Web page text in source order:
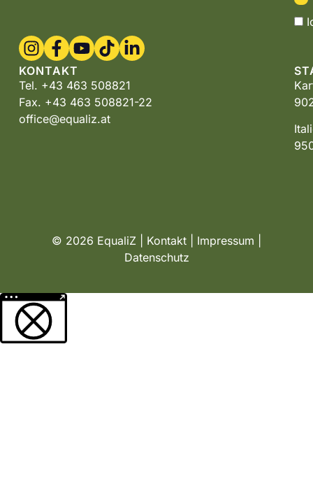
KONTAKT
Tel. +43 463 508821
Fax. +43 463 508821-22
office@equaliz.at
© 2026 EqualiZ | Kontakt Impressum
Datenschutz
Weitere Informationen über den gesperrten Inhalt.